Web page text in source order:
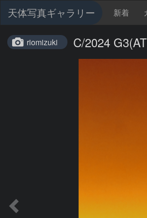
天体写真ギャラリー 新着
riomizuki C/2024